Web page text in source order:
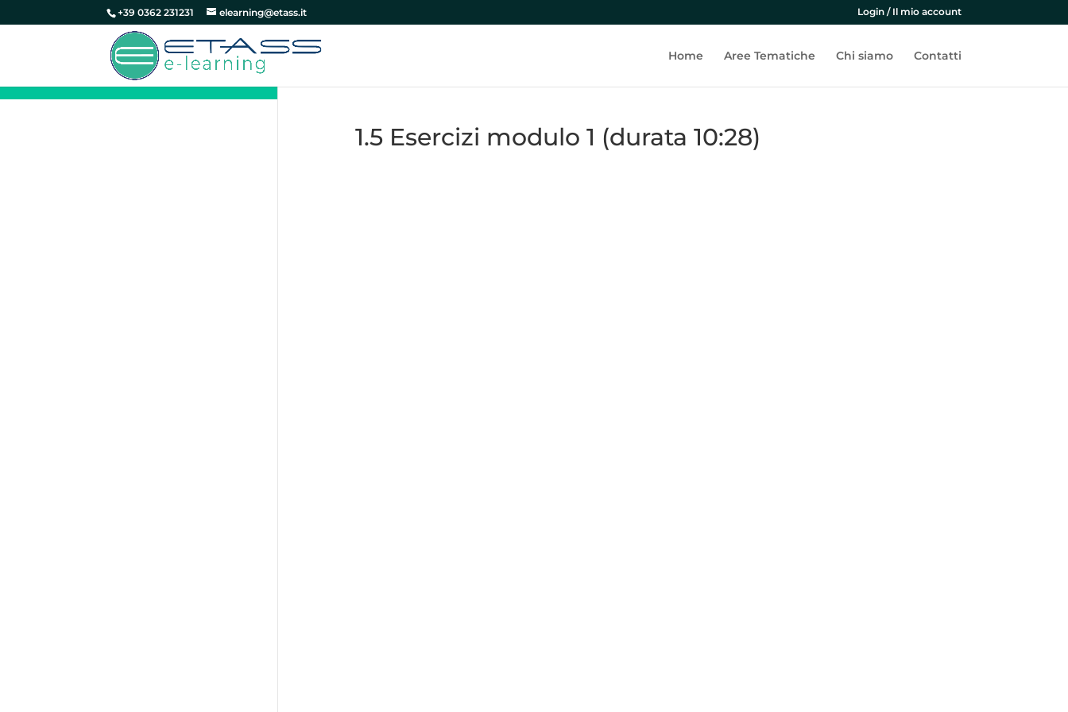
+39 0362 231231 elearning@etass.it Login / Il mio account
Home Aree Tematiche Chi siamo Contatti
1.5 Esercizi modulo 1 (durata 10:28)